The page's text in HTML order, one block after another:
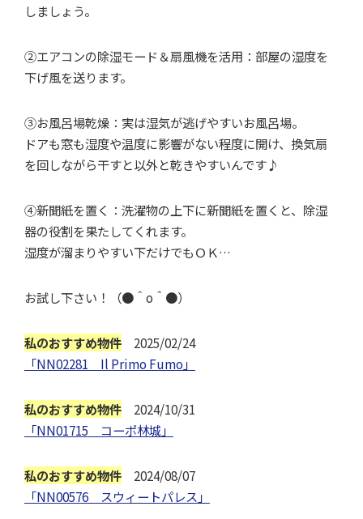
しましょう。
②エアコンの除湿モード＆扇風機を活用：部屋の湿度を
下げ風を送ります。
③お風呂場乾燥：実は湿気が逃げやすいお風呂場。
ドアも窓も湿度や温度に影響がない程度に開け、換気扇
を回しながら干すと以外と乾きやすいんです♪
④新聞紙を置く：洗濯物の上下に新聞紙を置くと、除湿
器の役割を果たしてくれます。
湿度が溜まりやすい下だけでもＯＫ…
お試し下さい！（●＾o＾●）
私のおすすめ物件
2025/02/24
「NN02281 Il Primo Fumo」
私のおすすめ物件
2024/10/31
「NN01715 コーポ林城」
私のおすすめ物件 2024/08/07
「NN00576 スウィートパレス 」